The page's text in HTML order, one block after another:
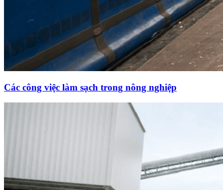
Các công việc làm sạch trong nông nghiệp